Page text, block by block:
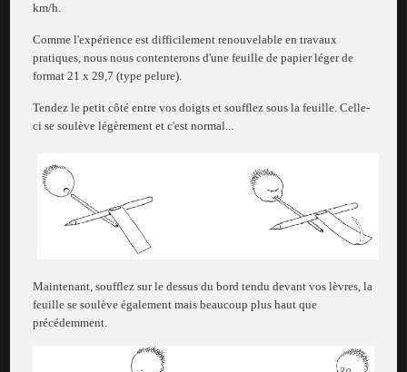
km/h.
Comme l'expérience est difficilement renouvelable en travaux
pratiques, nous nous contenterons d'une feuille de papier léger de
format 21 x 29,7 (type pelure).
Tendez le petit côté entre vos doigts et soufflez sous la feuille. Celle-
ci se soulève légèrement et c'est normal...
Maintenant, soufflez sur le dessus du bord tendu devant vos lèvres, la
feuille se soulève également mais beaucoup plus haut que
précédemment.